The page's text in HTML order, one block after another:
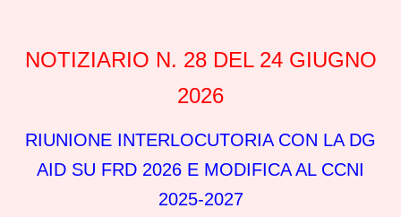
NOTIZIARIO N. 28 DEL 24 GIUGNO
2026
RIUNIONE INTERLOCUTORIA CON LA DG
AID SU FRD 2026 E MODIFICA AL CCNI
2025-2027